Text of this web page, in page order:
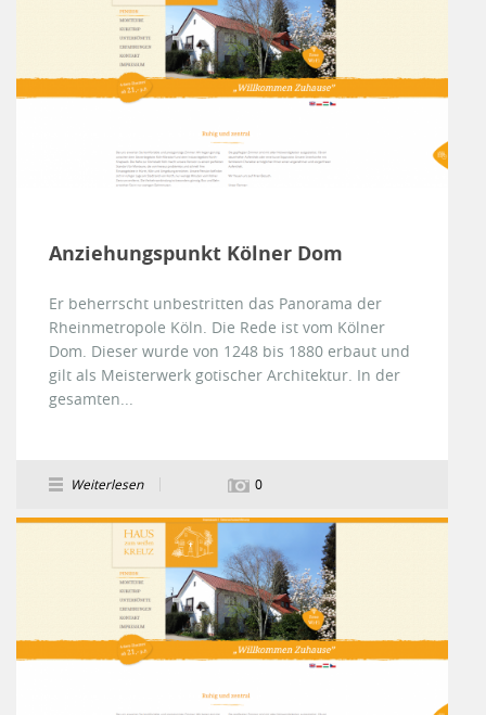
Anziehungspunkt Kölner Dom
Er beherrscht unbestritten das Panorama der
Rheinmetropole Köln. Die Rede ist vom Kölner
Dom. Dieser wurde von 1248 bis 1880 erbaut und
gilt als Meisterwerk gotischer Architektur. In der
gesamten...
Weiterlesen 0